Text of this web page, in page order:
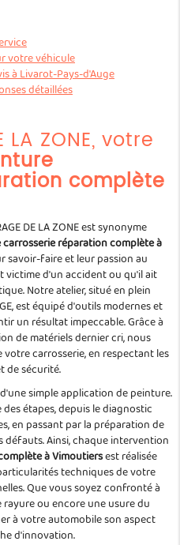
votre véhicule
à Livarot-Pays-d'Auge
détaillées
LA ZONE, votre
complète
DE LA ZONE est synonyme
réparation complète à
savoir-faire et leur passion au
victime d'un accident ou qu'il ait
Notre atelier, situé en plein
est équipé d'outils modernes et
un résultat impeccable. Grâce à
de matériels dernier cri, nous
carrosserie, en respectant les
de sécurité.
simple application de peinture.
étapes, depuis le diagnostic
en passant par la préparation de
Ainsi, chaque intervention
à Vimoutiersest réalisée
techniques de votre
Que vous soyez confronté à
ou encore une usure du
à votre automobile son aspect
d'innovation.